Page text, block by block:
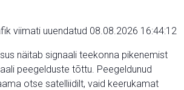
viimati uuendatud 08.08.2026 16:44:12
näitab signaali teekonna pikenemist
peegelduste tõttu. Peegeldunud
otse satelliidilt, vaid keerukamat